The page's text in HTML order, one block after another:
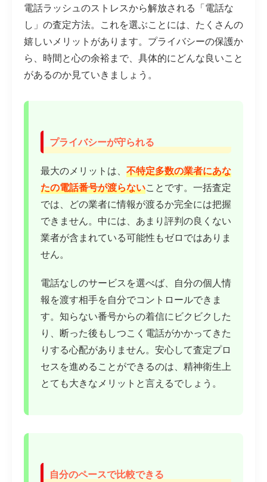
電話ラッシュのストレスから解放される「電話な
し」の査定方法。これを選ぶことには、たくさんの
嬉しいメリットがあります。プライバシーの保護か
ら、時間と心の余裕まで、具体的にどんな良いこと
があるのか見ていきましょう。
プライバシーが守られる
最大のメリットは、 不特定多数の業者にあな
たの電話番号が渡らないことです。一括査定
では、どの業者に情報が渡るか完全には把握
できません。中には、あまり評判の良くない
業者が含まれている可能性もゼロではありま
せん。
電話なしのサービスを選べば、自分の個人情
報を渡す相手を自分でコントロールできま
す。知らない番号からの着信にビクビクした
り、断った後もしつこく電話がかかってきた
りする心配がありません。安心して査定プロ
セスを進めることができるのは、精神衛生上
とても大きなメリットと言えるでしょう。
自分のペースで比較できる